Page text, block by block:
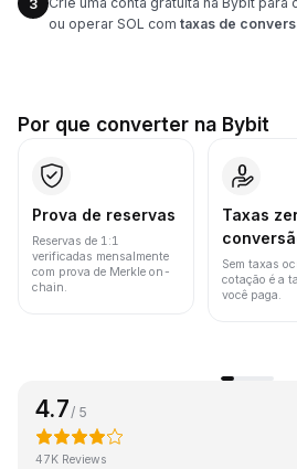
3
ou operar SOL com taxas de
Por que converter na Bybit
Prova de reservas
Reservas de 1:1
verificadas mensalmente
com prova de Merkle on-
chain.
Taxas
Sem taxas
cotação é a
você paga.
4.7 / 5
47K Reviews